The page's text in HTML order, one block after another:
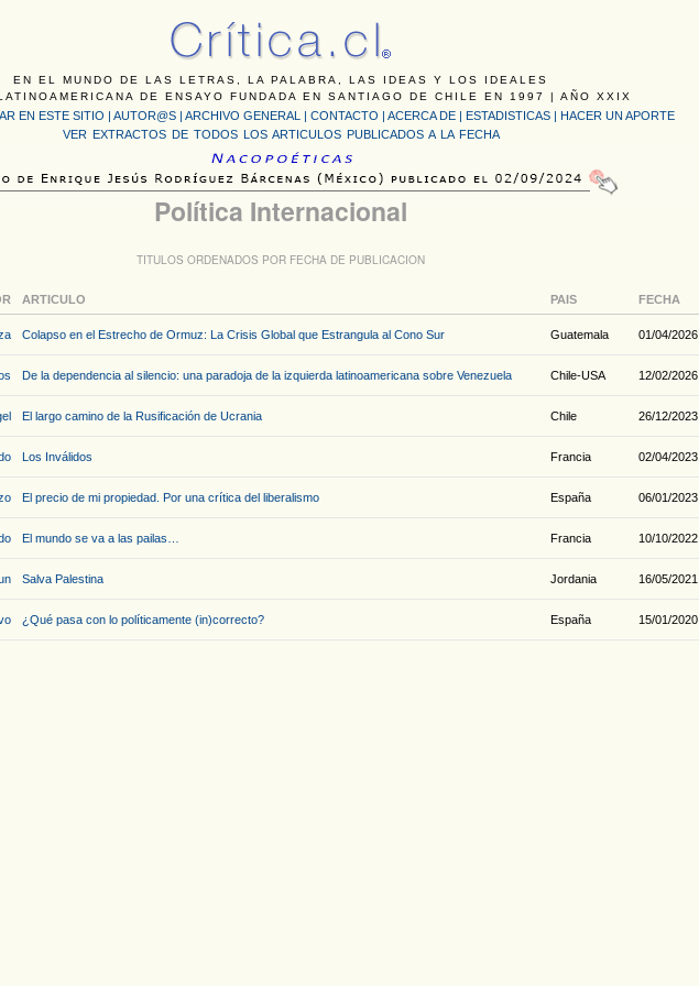
EN EL MUNDO DE LAS LETRAS, LA PALABRA, LAS IDEAS Y LOS IDEALES
DE ENSAYO FUNDADA EN SANTIAGO DE CHILE EN 1997 | AÑO XXIX
EN ESTE SITIO | AUTOR@S | ARCHIVO GENERAL | CONTACTO | ACERCA DE | ESTADISTICAS | HACER UN APORTE
VER EXTRACTOS DE TODOS LOS ARTICULOS PUBLICADOS A LA FECHA
Política Internacional
TITULOS ORDENADOS POR FECHA DE PUBLICACION
ARTICULO PAIS FECHA
Colapso en el Estrecho de Ormuz: La Crisis Global que Estrangula al Cono Sur Guatemala 01/04/2026
De la dependencia al silencio: una paradoja de la izquierda latinoamericana sobre Venezuela Chile-USA 12/02/2026
El largo camino de la Rusificación de Ucrania Chile 26/12/2023
Los Inválidos Francia 02/04/2023
El precio de mi propiedad. Por una crítica del liberalismo España 06/01/2023
El mundo se va a las pailas… Francia 10/10/2022
Salva Palestina Jordania 16/05/2021
¿Qué pasa con lo políticamente (in)correcto? España 15/01/2020